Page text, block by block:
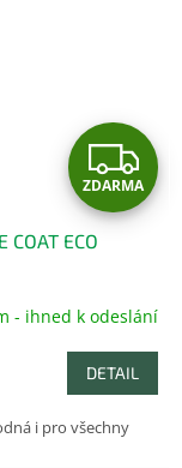
Z
D
R
M
A
ZDARMA
ECO
- ihned k odeslání
DETAIL
i pro všechny